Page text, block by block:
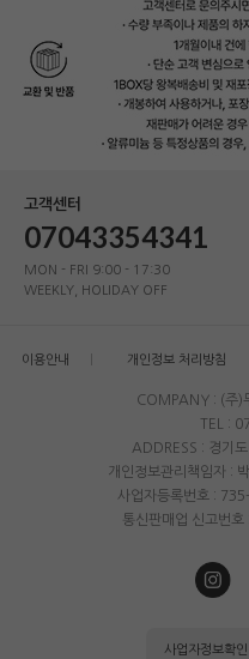
고객센터
07043354341
MON - FRI 9:00 - 17:30
WEEKLY, HOLIDAY OFF
이용안내 개인정보 처리방침
COMPANY : (주)
TEL :
ADDRESS : 경기
개인정보관리책임자 :
사업자등록번호 :
통신판매업 신고번
사업자정보확인